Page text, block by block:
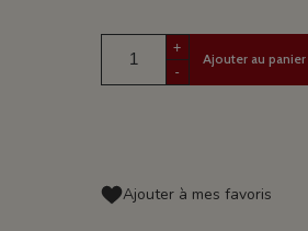
+
-
Ajouter au panier
Ajouter à mes favoris